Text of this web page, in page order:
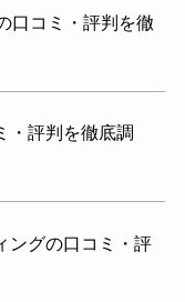
口コミ・評判を徹
・評判を徹底調
ングの口コミ・評